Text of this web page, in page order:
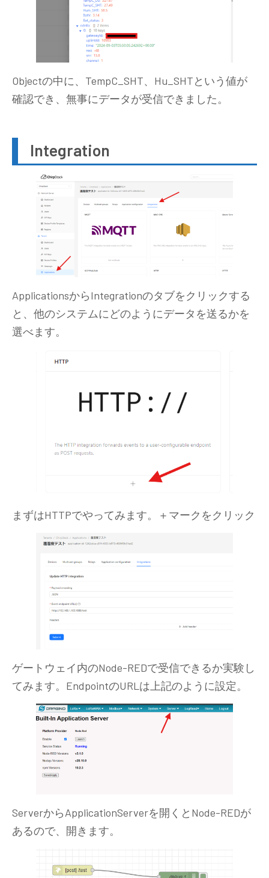
Objectの中に、TempC_SHT、Hu_SHTという値が
確認でき、無事にデータが受信できました。
Integration
ApplicationsからIntegrationのタブをクリックする
と、他のシステムにどのようにデータを送るかを
選べます。
まずはHTTPでやってみます。＋マークをクリック
ゲートウェイ内のNode-REDで受信できるか実験し
てみます。EndpointのURLは上記のように設定。
ServerからApplicationServerを開くとNode-REDが
あるので、開きます。